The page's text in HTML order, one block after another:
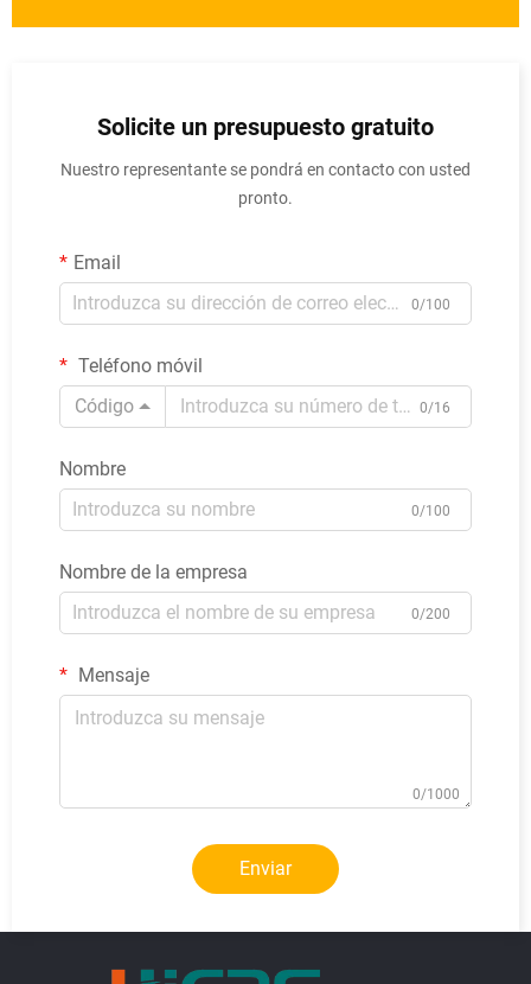
Solicite un presupuesto gratuito
Nuestro representante se pondrá en contacto con usted
pronto.
Email
0/100
Teléfono móvil
Código
0/16
Nombre
0/100
Nombre de la empresa
0/200
Mensaje
0/1000
Enviar